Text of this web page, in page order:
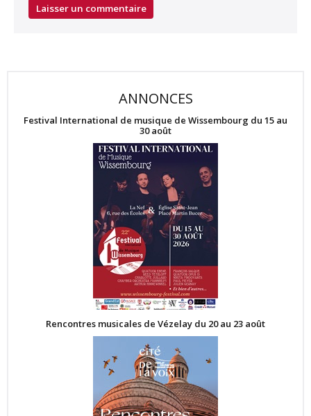
ANNONCES
Festival International de musique de Wissembourg du 15 au
30 août
Rencontres musicales de Vézelay du 20 au 23 août